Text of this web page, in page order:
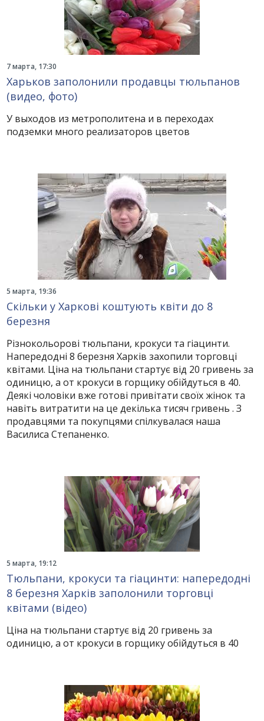
7 марта, 17:30
Харьков заполонили продавцы тюльпанов
(видео, фото)
У выходов из метрополитена и в переходах
подземки много реализаторов цветов
5 марта, 19:36
Скільки у Харкові коштують квіти до 8
березня
Різнокольорові тюльпани, крокуси та гіацинти.
Напередодні 8 березня Харків захопили торговці
квітами. Ціна на тюльпани стартує від 20 гривень за
одиницю, а от крокуси в горщику обійдуться в 40.
Деякі чоловіки вже готові привітати своїх жінок та
навіть витратити на це декілька тисяч гривень . З
продавцями та покупцями спілкувалася наша
Василиса Степаненко.
5 марта, 19:12
Тюльпани, крокуси та гіацинти: напередодні
8 березня Харків заполонили торговці
квітами (відео)
Ціна на тюльпани стартує від 20 гривень за
одиницю, а от крокуси в горщику обійдуться в 40